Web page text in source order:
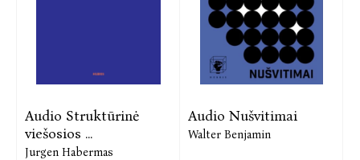
Audio Struktūrinė
viešosios ...
Jurgen Habermas
Audio Nušvitimai
Walter Benjamin